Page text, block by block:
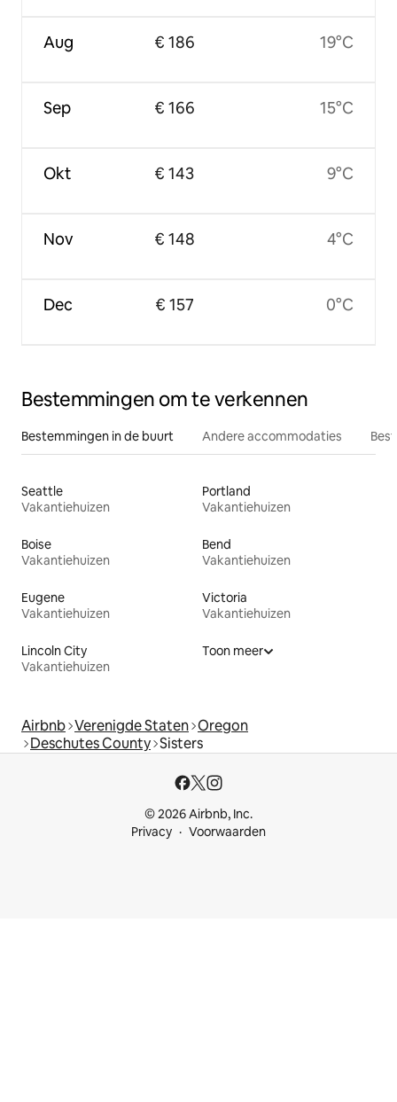
Aug
Sep
Okt
Nov
Dec
€ 186
€ 166
€ 143
€ 148
€ 157
19°C
15°C
9°C
4°C
0°C
Bestemmingen om te verkennen
Bestemmingen in de buurt Andere accommodaties
Seattle
Vakantiehuizen
Portland
Vakantiehuizen
Boise
Vakantiehuizen
Bend
Vakantiehuizen
Eugene
Vakantiehuizen
Victoria
Vakantiehuizen
Lincoln City
Vakantiehuizen
Toon meer
Airbnb Verenigde Staten Oregon
Deschutes County Sisters
© 2026 Airbnb, Inc.
Privacy
Voorwaarden